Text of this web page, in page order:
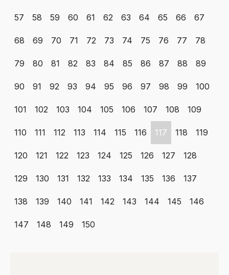
57 58 59 60 61 62 63 64 65 66 67
68 69 70 71 72 73 74 75 76 77 78
79 80 81 82 83 84 85 86 87 88 89
90 91 92 93 94 95 96 97 98 99 100
101 102 103 104 105 106 107 108 109
110 111 112 113 114 115 116 117 118 119
120 121 122 123 124 125 126 127 128
129 130 131 132 133 134 135 136 137
138 139 140 141 142 143 144 145 146
147 148 149 150